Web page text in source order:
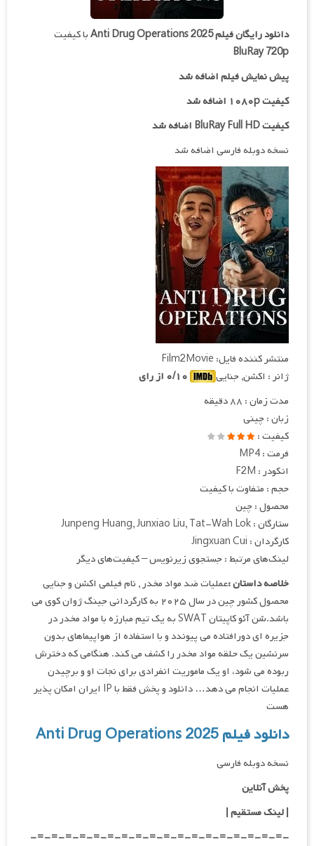
دانلود رایگان فیلمAnti Drug Operations 2025با کیفیت
BluRay 720p
پیش نمایش فیلم اضافه شد
کیفیت ۱۰۸۰p اضافه شد
کیفیت BluRay Full HD اضافه شد
نسخه دوبله فارسی اضافه شد
منتشر کننده فایل: Film2Movie
ژانر : اکشن, جنایی
مدت زمان : ۸۸ دقیقه
زبان : چینی
کیفیت :
فرمت : MP4
انکودر : F2M
حجم : متفاوت با کیفیت
محصول : چین
ستارگان : Junpeng Huang, Junxiao Liu, Tat-Wah Lok
کارگردان : Jingxuan Cui
لینک‌های مرتبط : جستجوی زیرنویس – کیفیت‌های دیگر
خلاصه داستان :عملیات ضد مواد مخدر , نام فیلمی اکشن و جنایی
محصول کشور چین در سال ۲۰۲۵ به کارگردانی جینگ ژوان کوی می
باشد.شن آئو کاپیتان SWAT به یک تیم مبارزه با مواد مخدر در
جزیره ای دورافتاده می پیوندد و با استفاده از هواپیماهای بدون
سرنشین یک حلقه مواد مخدر را کشف می کند. هنگامی که دخترش
ربوده می شود، او یک ماموریت انفرادی برای نجات او و برچیدن
عملیات انجام می دهد… دانلود و پخش فقط با IP ایران امکان پذیر
هست
دانلود فیلم Anti Drug Operations 2025
نسخه دوبله فارسی
پخش آنلاین
| لینک مستقیم|
-=-=-=-=-=-=-=-=-=-=-=-=-=-=-=-=-=-=-